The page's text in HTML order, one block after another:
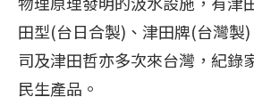
田型(台日合製)、津田牌(台灣製
司及津田哲亦多次來台灣，紀錄
民生產品。